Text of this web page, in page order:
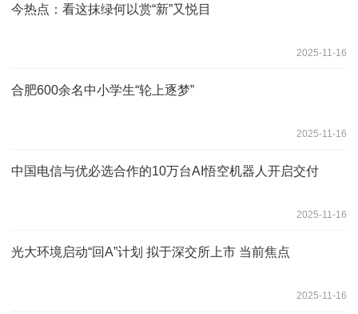
今热点：看这抹绿何以赏“新”又悦目
2025-11-16
合肥600余名中小学生“轮上逐梦”
2025-11-16
中国电信与优必选合作的10万台AI悟空机器人开启交付
2025-11-16
光大环境启动“回A”计划 拟于深交所上市 当前焦点
2025-11-16